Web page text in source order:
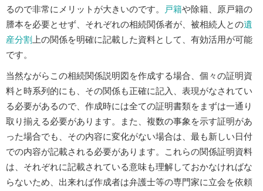
るので非常にメリットが大きいのです。
戸籍や除籍、原戸籍の
謄本を必要とせず、それぞれの相続関係者が、被相続人との遺
産分割上の関係を明確に記載した資料として、有効活用が可能
です。
当然ながらこの相続関係説明図を作成する場合、個々の証明資
料と時系列的にも、その関係も正確に記入、表現がなされてい
る必要があるので、作成時には全ての証明書類をまずは一通り
取り揃える必要があります。また、複数の事象を示す証明があ
った場合でも、その内容に変化がない場合は、最も新しい日付
での内容が記載される必要があります。これらの関係証明資料
は、それぞれに記載されている意味も理解しておかなければな
らないため、出来れば作成者は弁護士等の専門家に立会を依頼